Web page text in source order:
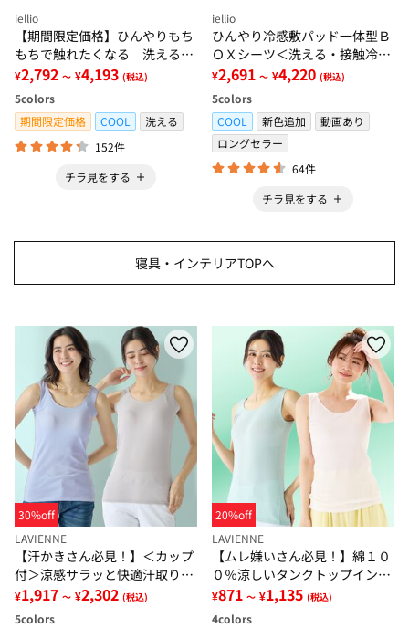
iellio
【期間限定価格】ひんやりもち
もちで触れたくなる 洗えるラ
グ＜低反発・滑りにくい・接触
冷感・防ダニ・カーペット＞
¥2,792 ～ ¥4,193 (税込)
5colors
期間限定価格
COOL
洗える
152件
チラ見をする
iellio
ひんやり冷感敷パッド一体型Ｂ
ＯＸシーツ＜洗える・接触冷
感・抗菌防臭・時短・家事楽・
ボックスシーツ・寝苦しさ対策
＞
¥2,691 ～ ¥4,220 (税込)
5colors
COOL
新色追加
動画あり
ロングセラー
64件
チラ見をする
寝具・インテリアTOPへ
30%off
LAVIENNE
【汗かきさん必見！】＜カップ
付＞涼感サラッと快適汗取りタ
ンクトップインナー＜さらりラ
ボ＞
¥1,917 ～ ¥2,302 (税込)
5colors
20%off
LAVIENNE
【ムレ嫌いさん必見！】綿１０
０％涼しいタンクトップインナ
ー＜さらりラボ＞
¥871 ～ ¥1,135 (税込)
4colors